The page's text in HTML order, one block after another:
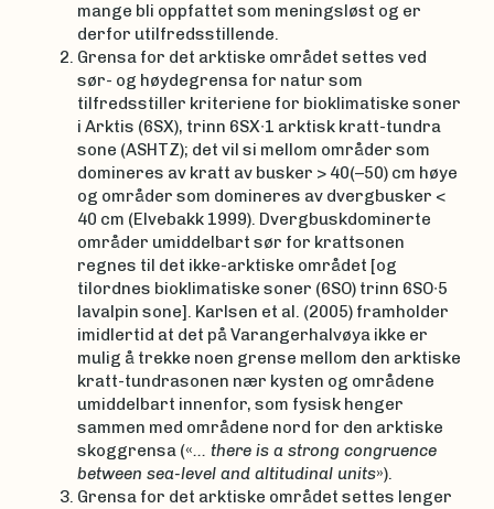
mange bli oppfattet som meningsløst og er
derfor utilfredsstillende.
Grensa for det arktiske området settes ved
sør- og høydegrensa for natur som
tilfredsstiller kriteriene for bioklimatiske soner
i Arktis (6SX), trinn 6SX∙1 arktisk kratt-tundra
sone (ASHTZ); det vil si mellom områder som
domineres av kratt av busker > 40(–50) cm høye
og områder som domineres av dvergbusker <
40 cm (Elvebakk 1999). Dvergbuskdominerte
områder umiddelbart sør for krattsonen
regnes til det ikke-arktiske området [og
tilordnes bioklimatiske soner (6SO) trinn 6SO∙5
lavalpin sone]. Karlsen et al. (2005) framholder
imidlertid at det på Varangerhalvøya ikke er
mulig å trekke noen grense mellom den arktiske
kratt-tundrasonen nær kysten og områdene
umiddelbart innenfor, som fysisk henger
sammen med områdene nord for den arktiske
skoggrensa («... there is a strong congruence
between sea-level and altitudinal units»).
Grensa for det arktiske området settes lenger